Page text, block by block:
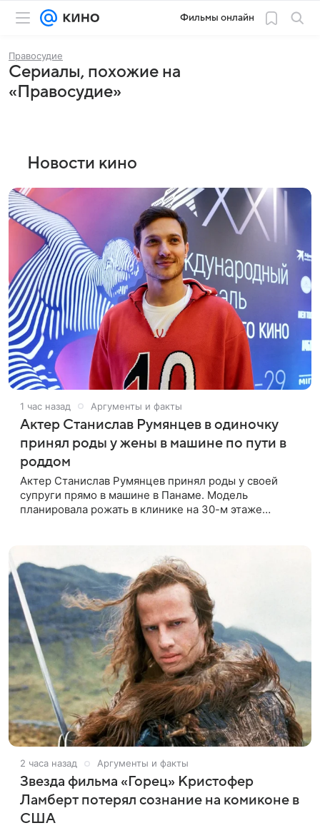
Фильмы онлайн
Правосудие
Сериалы, похожие на
«Правосудие»
Новости кино
1 час назад Аргументы и факты
Актер Станислав Румянцев в одиночку
принял роды у жены в машине по пути в
роддом
Актер Станислав Румянцев принял роды у своей
супруги прямо в машине в Панаме. Модель
планировала рожать в клинике на 30-м этаже
2 часа назад Аргументы и факты
Звезда фильма «Горец» Кристофер
Ламберт потерял сознание на комиконе в
США